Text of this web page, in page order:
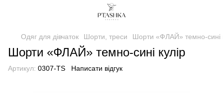
Одяг для дівчаток Шорти, треси Шорти «ФЛАЙ» темно-сині
Шорти «ФЛАЙ» темно-сині кулір
Артикул: 0307-TS Написати відгук